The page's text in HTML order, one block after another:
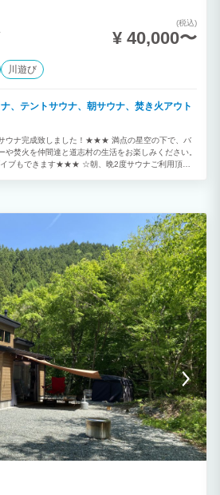
(税込)
¥ 40,000〜
川遊び
、テントサウナ、朝サウナ、焚き火アウト
ナ完成致しました！★★★ 満点の星空の下で、バ
や焚火を仲間達と道志村の生活をお楽しみください。
ブもできます★★★ ☆朝、晩2度サウナご利用頂け
ーベキューや、ピザ窯(使用料1,000円)でピザを作る
備も充実しており、すぐにバーベキューが楽しめる
切コテージなので、まるで自分の別荘のようにご利
満天の星の下、炎と川のせせらぎを楽しめます！